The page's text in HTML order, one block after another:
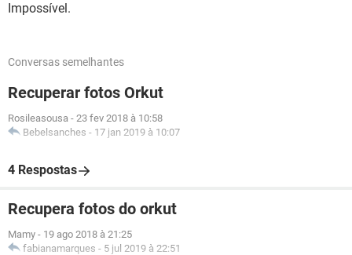
Impossível.
Conversas semelhantes
Recuperar fotos Orkut
Rosileasousa - 23 fev 2018 à 10:58
Bebelsanches - 17 jan 2019 à 10:07
4 Respostas
Recupera fotos do orkut
Mamy - 19 ago 2018 à 21:25
fabianamarques - 5 jul 2019 à 22:51